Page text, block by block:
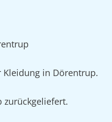
Kleidung in Dörentrup.
zurückgeliefert.